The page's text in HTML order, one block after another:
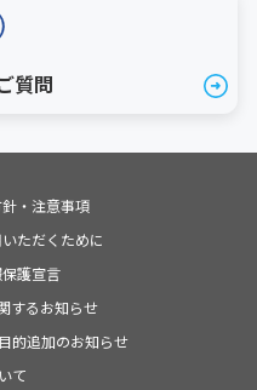
質問
・注意事項
ただくために
護宣言
するお知らせ
的追加のお知らせ
て